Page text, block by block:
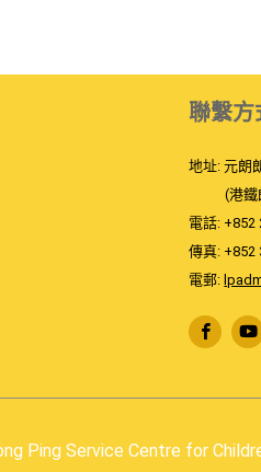
聯繫方
地址: 元朗
(港鐵朗
電話: +852
傳真: +852
電郵:
Ping Service Centre for